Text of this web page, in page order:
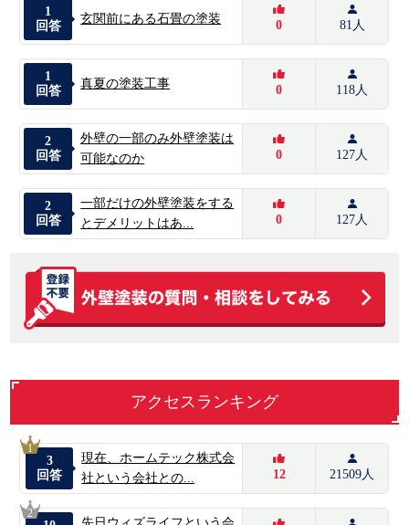
1
回答
玄関前にある石畳の塗装 0 81人
1
回答
真夏の塗装工事 0 118人
2
回答
外壁の一部のみ外壁塗装は
可能なのか
0 127人
2
回答
一部だけの外壁塗装をする
とデメリットはあ...
0 127人
アクセスランキング
1
3
回答
現在、ホームテック株式会
社という会社との...
12 21509人
2